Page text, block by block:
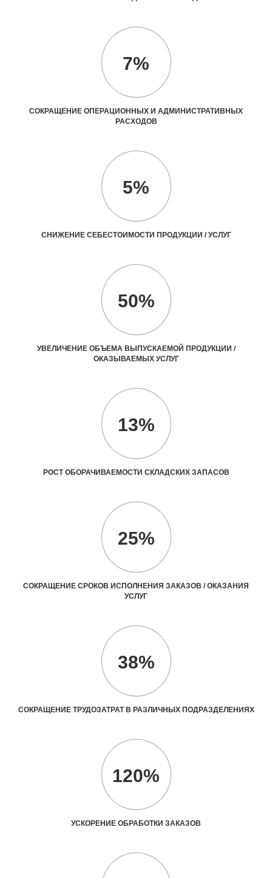
7%
СОКРАЩЕНИЕ ОПЕРАЦИОННЫХ И АДМИНИСТРАТИВНЫХ
РАСХОДОВ
5%
СНИЖЕНИЕ СЕБЕСТОИМОСТИ ПРОДУКЦИИ / УСЛУГ
50%
УВЕЛИЧЕНИЕ ОБЪЕМА ВЫПУСКАЕМОЙ ПРОДУКЦИИ /
ОКАЗЫВАЕМЫХ УСЛУГ
13%
РОСТ ОБОРАЧИВАЕМОСТИ СКЛАДСКИХ ЗАПАСОВ
25%
СОКРАЩЕНИЕ СРОКОВ ИСПОЛНЕНИЯ ЗАКАЗОВ / ОКАЗАНИЯ
УСЛУГ
38%
СОКРАЩЕНИЕ ТРУДОЗАТРАТ В РАЗЛИЧНЫХ ПОДРАЗДЕЛЕНИЯХ
120%
УСКОРЕНИЕ ОБРАБОТКИ ЗАКАЗОВ